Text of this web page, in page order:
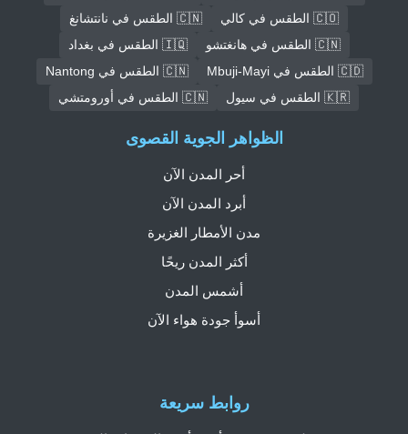
🇨🇴 الطقس في كالي
🇨🇳 الطقس في نانتشانغ
🇨🇳 الطقس في هانغتشو
🇮🇶 الطقس في بغداد
🇨🇩 الطقس في Mbuji-Mayi
🇨🇳 الطقس في Nantong
🇰🇷 الطقس في سيول
🇨🇳 الطقس في أورومتشي
روابط سريعة
الظواهر الجوية القصوى
أحر المدن الآن
أبرد المدن الآن
مدن الأمطار الغزيرة
أكثر المدن ريحًا
أشمس المدن
أسوأ جودة هواء الآن